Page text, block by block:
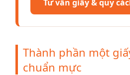
Tư vấn giấy & quy
Thành phần một
chuẩn mực